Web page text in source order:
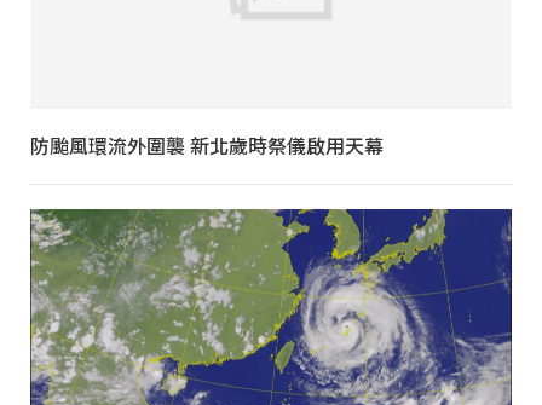
防颱風環流外圍襲 新北歲時祭儀啟用天幕